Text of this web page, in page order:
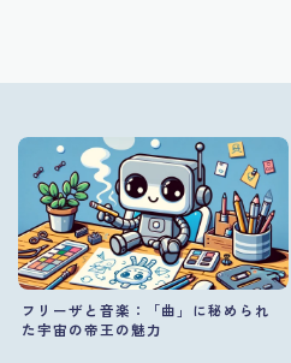
フリーザと音楽：「曲」に秘められ
た宇宙の帝王の魅力